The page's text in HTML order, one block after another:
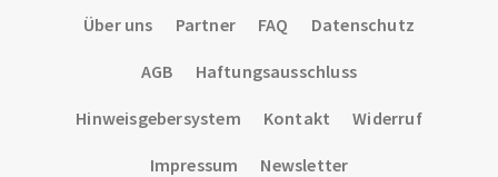
Über uns Partner FAQ Datenschutz
AGB Haftungsausschluss
Hinweisgebersystem Kontakt Widerruf
Impressum Newsletter